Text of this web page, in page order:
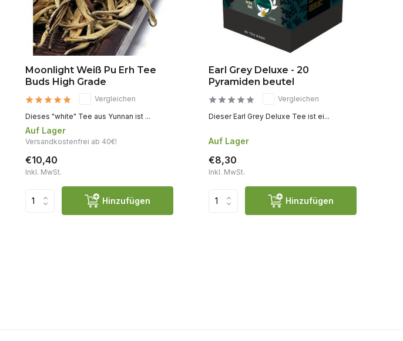
Moonlight Weiß Pu Erh Tee
Buds High Grade
Vergleichen
Dieses "white" Tee aus Yunnan ist ...
Auf Lager
Versandkostenfrei ab 40€!
€10,40
Inkl. MwSt.
Hinzufügen
Earl Grey Deluxe - 20
Pyramiden beutel
Vergleichen
Dieser Earl Grey Deluxe Tee ist ei...
Auf Lager
€8,30
Inkl. MwSt.
Hinzufügen